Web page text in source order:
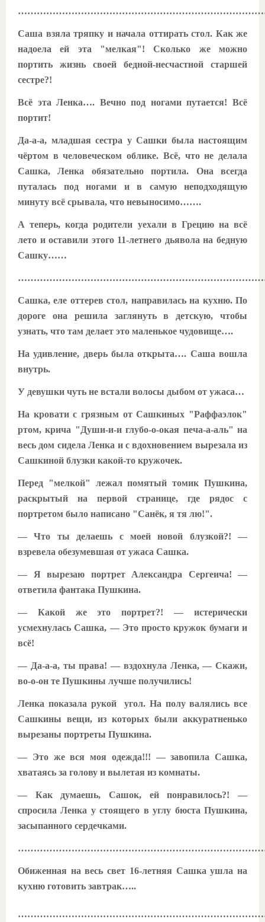
Саша взяла тряпку и начала оттирать стол. Как же
надоела ей эта "мелкая"! Сколько же можно
портить жизнь своей бедной-несчастной старшей
сестре?!
Всё эта Ленка…. Вечно под ногами путается! Всё
портит!
Да-а-а, младшая сестра у Сашки была настоящим
чёртом в человеческом облике. Всё, что не делала
Сашка, Ленка обязательно портила. Она всегда
путалась под ногами и в самую неподходящую
минуту всё срывала, что невыносимо…….
А теперь, когда родители уехали в Грецию на всё
лето и оставили этого 11-летнего дьявола на бедную
Сашку……
Сашка, еле оттерев стол, направилась на кухню. По
дороге она решила заглянуть в детскую, чтобы
узнать, что там делает это маленькое чудовище….
На удивление, дверь была открыта…. Саша вошла
внутрь.
У девушки чуть не встали волосы дыбом от ужаса…
На кровати с грязным от Сашкиных "Раффаэлок"
ртом, крича "Души-и-и глубо-о-окая печа-а-аль" на
весь дом сидела Ленка и с вдохновением вырезала из
Сашкиной блузки какой-то кружочек.
Перед "мелкой" лежал помятый томик Пушкина,
раскрытый на первой странице, где рядос с
портретом было написано "Санёк, я тя лю!".
— Что ты делаешь с моей новой блузкой?! —
взревела обезумевшая от ужаса Сашка.
— Я вырезаю портрет Александра Сергеича! —
ответила фантака Пушкина.
— Какой же это портрет?! — истерически
усмехнулась Сашка, — Это просто кружок бумаги и
всё!
— Да-а-а, ты права! — вздохнула Ленка, — Скажи,
во-о-он те Пушкины лучше получились!
Ленка показала рукой угол. На полу валялись все
Сашкины вещи, из которых были аккуратненько
вырезаны портреты Пушкина.
— Это же вся моя одежда!!! — завопила Сашка,
хватаясь за голову и вылетая из комнаты.
— Как думаешь, Сашок, ей понравилось?! —
спросила Ленка у стоящего в углу бюста Пушкина,
засыпанного сердечками.
Обиженная на весь свет 16-летняя Сашка ушла на
кухню готовить завтрак…..